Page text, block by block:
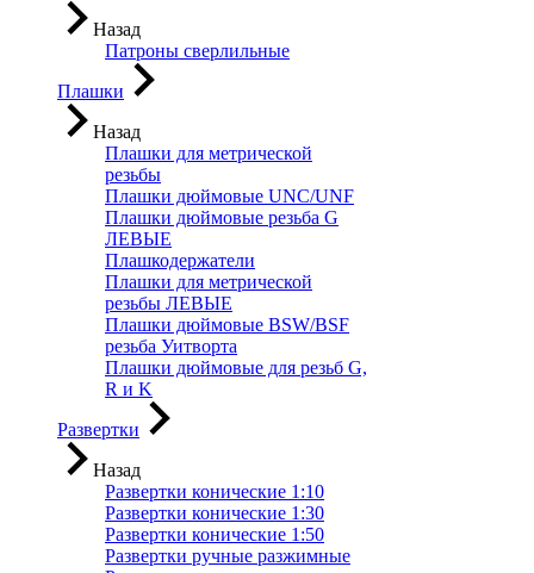
Назад
Патроны сверлильные
Плашки
Назад
Плашки для метрической
резьбы
Плашки дюймовые UNC/UNF
Плашки дюймовые резьба G
ЛЕВЫЕ
Плашкодержатели
Плашки для метрической
резьбы ЛЕВЫЕ
Плашки дюймовые BSW/BSF
резьба Уитворта
Плашки дюймовые для резьб G,
R и K
Развертки
Назад
Развертки конические 1:10
Развертки конические 1:30
Развертки конические 1:50
Развертки ручные разжимные